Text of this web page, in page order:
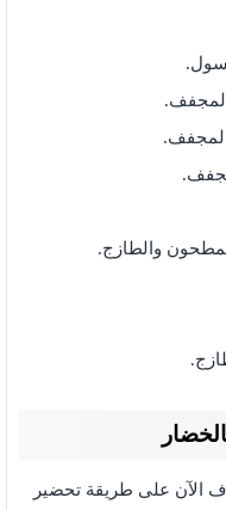
والطازج.
الآن على طريقة تحضير